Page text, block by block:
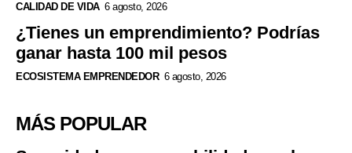
CALIDAD DE VIDA 6 agosto, 2026
¿Tienes un emprendimiento? Podrías
ganar hasta 100 mil pesos
ECOSISTEMA EMPRENDEDOR 6 agosto, 2026
MÁS POPULAR